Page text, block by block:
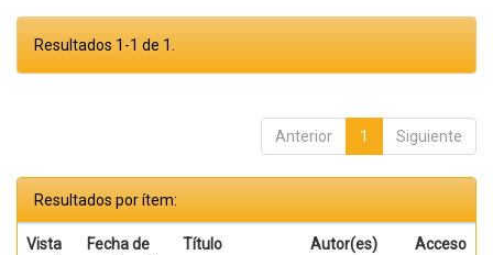
Resultados 1-1 de 1.
Anterior 1 Siguiente
Resultados por ítem:
Vista
Fecha de
Título Autor(es) Acceso